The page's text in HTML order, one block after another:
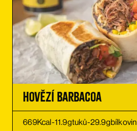
Hovězí Barbacoa
669Kcal-11.9gtuků-29.9gbílkovin